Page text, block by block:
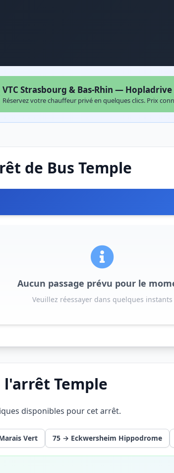
VTC Strasbourg & Bas-Rhin — Hopladrive
Réservez votre chauffeur privé en quelques clics. Prix
de Bus Temple
Aucun passage prévu pour le
Veuillez réessayer dans quelques instants
Temple
disponibles pour cet arrêt.
Vert 75 → Eckwersheim Hippodrome